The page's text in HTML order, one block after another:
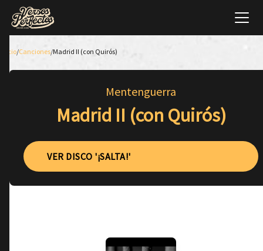
Inicio/Canciones/Madrid II (con Quirós)
Mentenguerra
Madrid II (con Quirós)
VER DISCO '¡SALTA!'